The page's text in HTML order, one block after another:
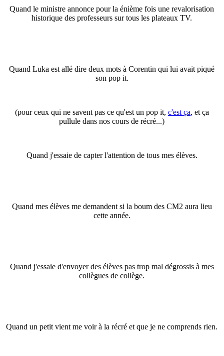
Quand le ministre annonce pour la énième fois une revalorisation
historique des professeurs sur tous les plateaux TV.
Quand Luka est allé dire deux mots à Corentin qui lui avait piqué
son pop it.
(pour ceux qui ne savent pas ce qu'est un pop it, c'est ça, et ça
pullule dans nos cours de récré...)
Quand j'essaie de capter l'attention de tous mes élèves.
Quand mes élèves me demandent si la boum des CM2 aura lieu
cette année.
Quand j'essaie d'envoyer des élèves pas trop mal dégrossis à mes
collègues de collège.
Quand un petit vient me voir à la récré et que je ne comprends rien.